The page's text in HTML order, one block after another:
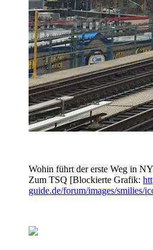
Wohin führt der erste Weg in
Zum TSQ [Blockierte Grafik:
guide.de/forum/images/smilies/